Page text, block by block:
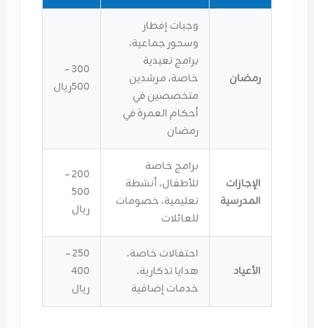
رمضان
وجبات إفطار
وسحور جماعية،
برامج تعبدية
خاصة، مرشدين
متخصصين في
أحكام العمرة في
رمضان
300 –
500ريال
الإجازات
المدرسية
برامج خاصة
للأطفال، أنشطة
تعليمية، خصومات
للعائلات
200 –
500
ريال
الأعياد
احتفالات خاصة،
هدايا تذكارية،
خدمات إضافية
250 –
400
ريال